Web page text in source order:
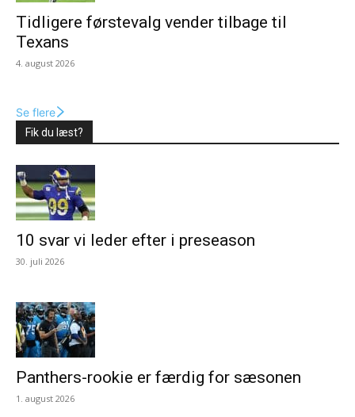
Tidligere førstevalg vender tilbage til
Texans
4. august 2026
Se flere
Fik du læst?
10 svar vi leder efter i preseason
30. juli 2026
Panthers-rookie er færdig for sæsonen
1. august 2026